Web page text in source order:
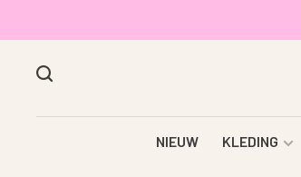
NIEUW KLEDING